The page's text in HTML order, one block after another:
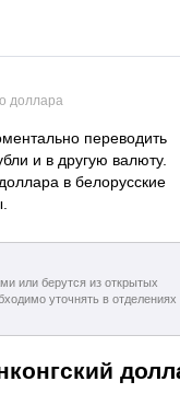
доллара
переводить
и в другую валюту.
в белорусские
или берутся из открытых
уточнять в отделениях